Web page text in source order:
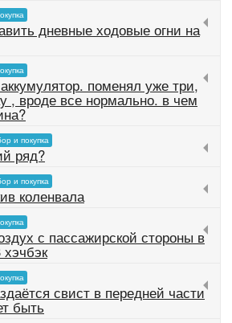
дневные ходовые огни на
поменял уже три,
, вроде все нормально. в чем
и покупка
ряд?
и покупка
коленвала
с пассажирской стороны в
свист в передней части
быть